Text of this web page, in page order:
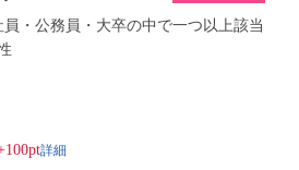
・公務員・大卒の中で一つ以上該当
詳細